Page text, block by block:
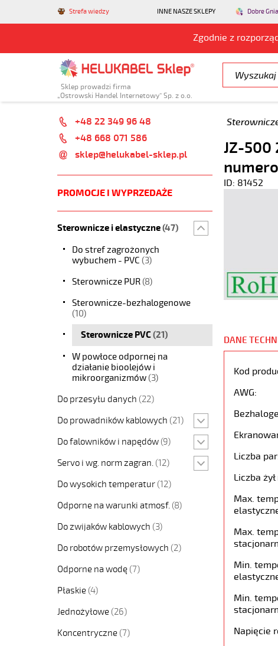
Strefa wiedzy INNE NASZE SKLEPY Dobre
Zgodnie z
Sklep prowadzi firma
„Ostrowski Handel Internetowy” Sp. z o.o.
+48 22 349 96 48
+48 668 071 586
sklep@helukabel-sklep.pl
PROMOCJE I WYPRZEDAŻE
Sterownicze i elastyczne(47)
Do stref zagrożonych
wybuchem - PVC (3)
Sterownicze PUR(8)
Sterownicze-bezhalogenowe
(10)
Sterownicze PVC(21)
W powłoce odpornej na
działanie bioolejów i
mikroorganizmów(3)
Do przesyłu danych (22)
Do prowadników kablowych (21)
Do falowników i napędów (9)
Servo i wg. norm zagran. (12)
Do wysokich temperatur (12)
Odporne na warunki atmosf. (8)
Do zwijaków kablowych (3)
Do robotów przemysłowych (2)
Odporne na wodę (7)
Płaskie (4)
Jednożyłowe (26)
Koncentryczne (7)
JZ-500
ID: 81452
DANE
Kod
AWG:
Liczba
Liczba
Max.
Max.
Min.
Min.
Napięcie